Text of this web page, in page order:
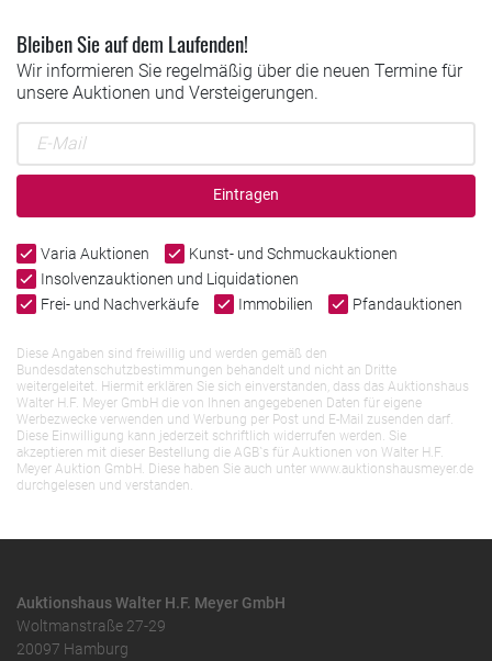
Bleiben Sie auf dem Laufenden!
Wir informieren Sie regelmäßig über die neuen Termine für
unsere Auktionen und Versteigerungen.
Eintragen
Varia Auktionen
Kunst- und Schmuckauktionen
Insolvenzauktionen und Liquidationen
Frei- und Nachverkäufe
Immobilien Pfandauktionen
Diese Angaben sind freiwillig und werden gemäß den
Bundesdatenschutzbestimmungen behandelt und nicht an Dritte
weitergeleitet. Hiermit erklären Sie sich einverstanden, dass das Auktionshaus
Walter H.F. Meyer GmbH die von Ihnen angegebenen Daten für eigene
Werbezwecke verwenden und Werbung per Post und E-Mail zusenden darf.
Diese Einwilligung kann jederzeit schriftlich widerrufen werden. Sie
akzeptieren mit dieser Bestellung die AGB`s für Auktionen von Walter H.F.
Meyer Auktion GmbH. Diese haben Sie auch unter www.auktionshausmeyer.de
durchgelesen und verstanden.
Auktionshaus Walter H.F. Meyer GmbH
Woltmanstraße 27-29
20097 Hamburg